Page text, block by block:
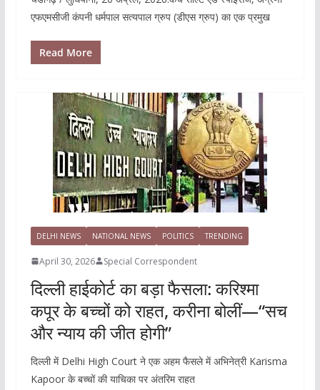
एफएमसीजी कंपनी धर्मपाल सत्यपाल ग्रुप (डीएस ग्रुप) का एक प्रमुख
Read More
DELHI NEWS NATIONAL NEWS POLITICS TRENDING
April 30, 2026 Special Correspondent
दिल्ली हाईकोर्ट का बड़ा फैसला: करिश्मा
कपूर के बच्चों को राहत, करीना बोलीं—“सच
और न्याय की जीत होगी”
दिल्ली में Delhi High Court ने एक अहम फैसले में अभिनेत्री Karisma
Kapoor के बच्चों की याचिका पर अंतरिम राहत